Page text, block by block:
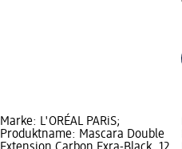
Marke: L'ORÉAL PARiS;
Produktname: Mascara Double